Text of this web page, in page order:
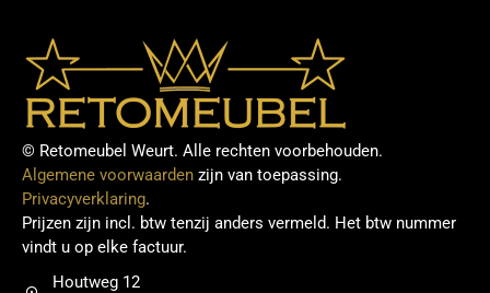
© Retomeubel Weurt. Alle rechten voorbehouden.
Algemene voorwaarden zijn van toepassing.
Privacyverklaring.
Prijzen zijn incl. btw tenzij anders vermeld. Het btw nummer
vindt u op elke factuur.
Houtweg 12